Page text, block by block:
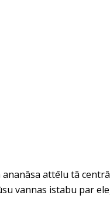
attēlu tā
vannas istabu par